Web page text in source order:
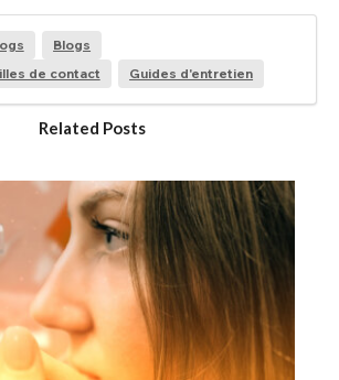
Blogs
de contact
Guides d'entretien
Related Posts